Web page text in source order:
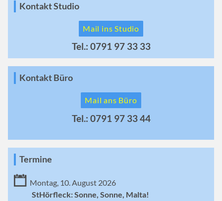
Kontakt Studio
Mail ins Studio
Tel.: 0791 97 33 33
Kontakt Büro
Mail ans Büro
Tel.: 0791 97 33 44
Termine
Montag, 10. August 2026
StHörfleck: Sonne, Sonne, Malta!